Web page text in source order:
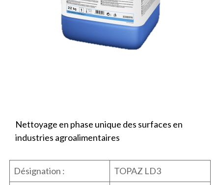
Nettoyage en phase unique des surfaces en
industries agroalimentaires
Désignation :
TOPAZ LD3